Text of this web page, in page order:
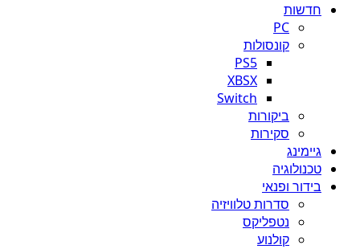
חדשות
PC
קונסולות
PS5
XBSX
Switch
ביקורות
סקירות
גיימינג
טכנולוגיה
בידור ופנאי
סדרות טלוויזיה
נטפליקס
קולנוע